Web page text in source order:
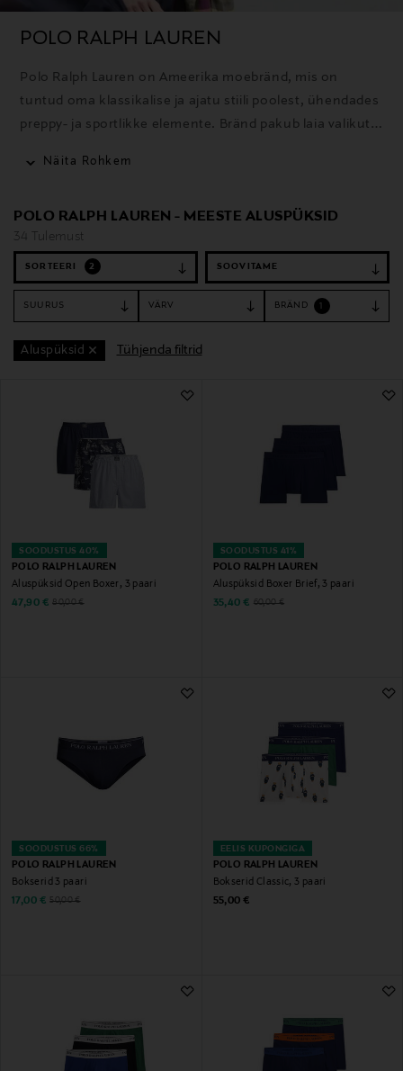
POLO RALPH LAUREN
Polo Ralph Lauren on Ameerika moebränd, mis on
tuntud oma klassikalise ja ajatu stiili poolest, ühendades
preppy- ja sportlikke elemente. Bränd pakub laia valikut
Näita Rohkem
POLO RALPH LAUREN - MEESTE ALUSPÜKSID
34 Tulemust
SORTEERI 2
SUURUS VÄRV BRÄND
Aluspüksid Tühjenda filtrid
SOODUSTUS 40%
POLO RALPH LAUREN
Aluspüksid Open Boxer, 3 paari
Discounted Price
47,90 € Original Price
80,00 €
SOODUSTUS 41%
POLO RALPH LAUREN
Aluspüksid Boxer Brief, 3 paari
Discounted Price
35,40 € Original Price
60,00 €
SOODUSTUS 66%
POLO RALPH LAUREN
Bokserid 3 paari
Discounted Price
17,00 € Original Price
50,00 €
EELIS KUPONGIGA
POLO RALPH LAUREN
Bokserid Classic, 3 paari
Original Price
55,00 €